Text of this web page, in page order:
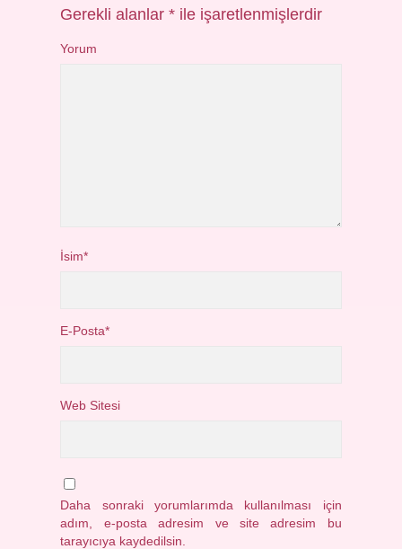
Gerekli alanlar* ile işaretlenmişlerdir
Yorum
İsim*
E-Posta*
Web Sitesi
Daha sonraki yorumlarımda kullanılması için
adım, e-posta adresim ve site adresim bu
tarayıcıya kaydedilsin.